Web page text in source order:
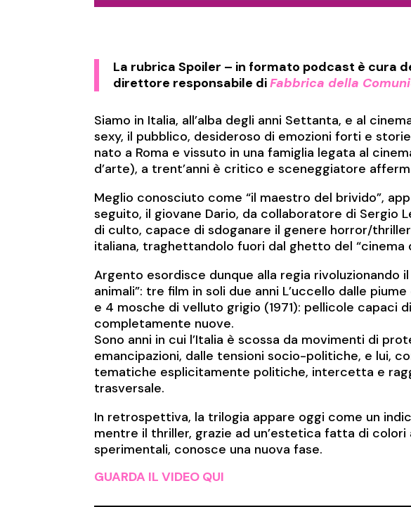
La rubricaSpoiler – in formato podcast è cura
direttore responsabile diFabbrica della
Siamo in Italia, all’alba degli anni Settanta, e al
sexy, il pubblico, desideroso di emozioni forti e
nato a Roma e vissuto in una famiglia legata al
d’arte), a trent’anni è critico e sceneggiatore
Meglio conosciuto come “il maestro del brivido”,
seguito, il giovane Dario, da collaboratore di Sergio
di culto, capace di sdoganare il genere horror/
italiana, traghettandolo fuori dal ghetto del “cinema
Argento esordisce dunque alla regia rivoluzionando
animali”: tre film in soli due anni L’uccello dalle
e 4 mosche di velluto grigio (1971): pellicole capaci
completamente nuove.
Sono anni in cui l’Italia è scossa da movimenti di
emancipazioni, dalle tensioni socio-politiche, e lui,
tematiche esplicitamente politiche, intercetta e
trasversale.
In retrospettiva, la trilogia appare oggi come un
mentre il thriller, grazie ad un’estetica fatta di
sperimentali, conosce una nuova fase.
GUARDA IL VIDEO QUI